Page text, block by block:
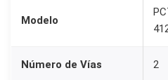
4
Modelo
Número de Vías 2